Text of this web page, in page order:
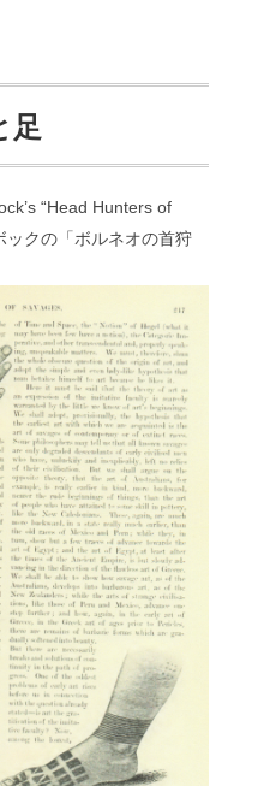
足
“Head Hunters of
ックの「ボルネオの首狩